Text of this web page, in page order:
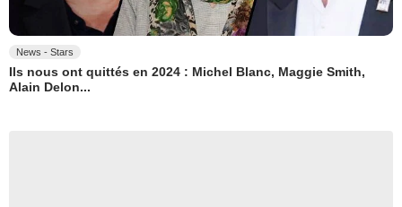
News - Stars
Ils nous ont quittés en 2024 : Michel Blanc, Maggie Smith,
Alain Delon...